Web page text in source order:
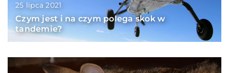
25 lipca 2021
Czym jest i na czym polega skok w
tandemie?